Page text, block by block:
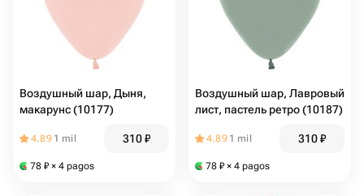
Воздушный шар, Дыня,
макарунс (10177)
4.89 1 mil 310₽
78 ₽ × 4 pagos
Воздушный шар, Лавровый
лист, пастель ретро (10187)
4.89 1 mil 310₽
78 ₽ × 4 pagos